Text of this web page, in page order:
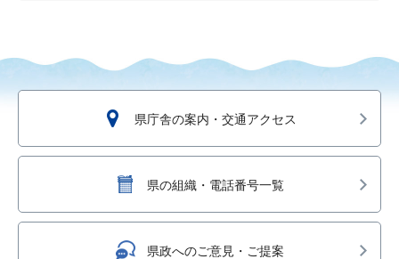
県庁舎の案内・交通アクセス
県の組織・電話番号一覧
県政へのご意見・ご提案